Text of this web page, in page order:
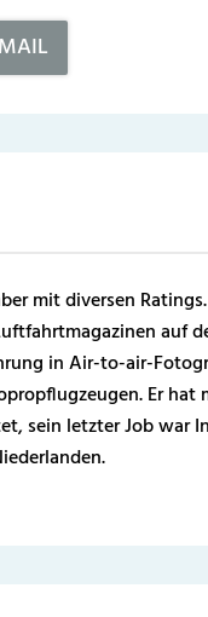
mit diversen
auf
in Air-to-air-
Er hat
sein letzter Job war